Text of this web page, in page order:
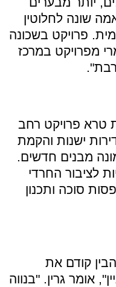
שונה לחלוטין
. פרויקט בשכונה
מפרויקט במרכז
".
טרא פרויקט רחב
ישנות והקמת
מבנים חדשים.
לציבור החרדי
סוכה ותכנון
קודם את
", אומר גרין. "בנווה